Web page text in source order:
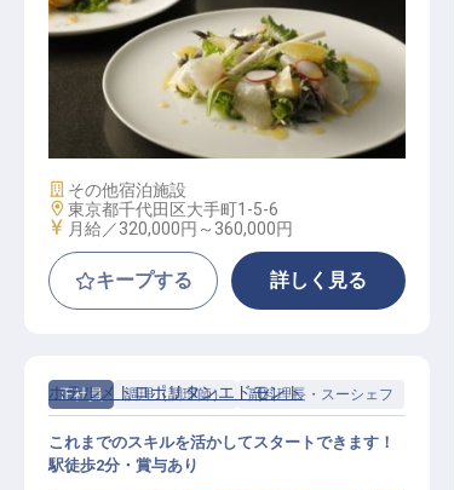
スーシェフ（ザ・カフェ by アマン
施設業態
その他宿泊施設
勤務地
東京都千代田区大手町1-5-6
給与
月給／320,000円～ 360,000円
キープする 詳しく見る
正社員 調理（調理師） 副料理長・スーシェフ
ホテルメトロポリタンエドモント
これまでのスキルを活かしてスタートできます！
駅徒歩2分・賞与あり